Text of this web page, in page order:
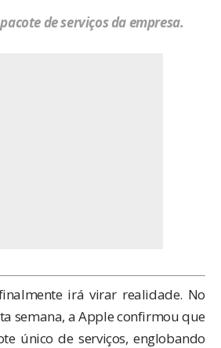
de serviços da empresa.
irá virar realidade. No
semana, aAppleconfirmou que
único de serviços, englobando